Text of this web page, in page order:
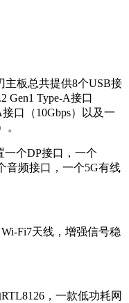
主板总共提供8个USB接
Gen1 Type-A接口
接口（10Gbps）以及一
。
一个DP接口，一个
音频接口，一个5G有线
Fi7天线，增强信号稳
，一款低功耗网